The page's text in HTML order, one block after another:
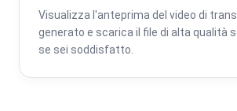
Visualizza l'anteprima del video di
generato e scarica il file di alta qualità
se sei soddisfatto.